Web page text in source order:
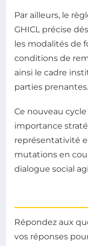
Par ailleurs, le
GHICL précise
les modalités de
conditions de
ainsi le cadre
parties prenantes.
Ce nouveau
importance
représentativité
mutations en
dialogue social
Répondez aux
vos réponses